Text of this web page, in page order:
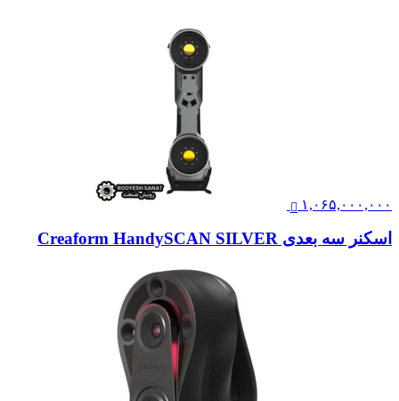
۱,۰۶۵,۰۰۰,۰۰۰
اسکنر سه بعدی Creaform HandySCAN SILVER